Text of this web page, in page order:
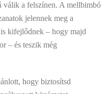
válik a felszínen. A mellbimbó
jelennek meg a
kifejlődnek – hogy majd
– és teszik még
hogy biztosítsd